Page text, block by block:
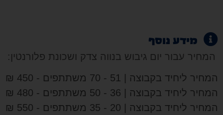
מידע נוסף
המחיר עבור יום גיבוש בנווה צדק ושכונת פלורנטין:
המחיר ליחיד בקבוצה | 51 - 70 משתתפים - 450 ₪
המחיר ליחיד בקבוצה | 36 - 50 משתתפים - 480 ₪
המחיר ליחיד בקבוצה | 20 - 35 משתתפים - 550 ₪